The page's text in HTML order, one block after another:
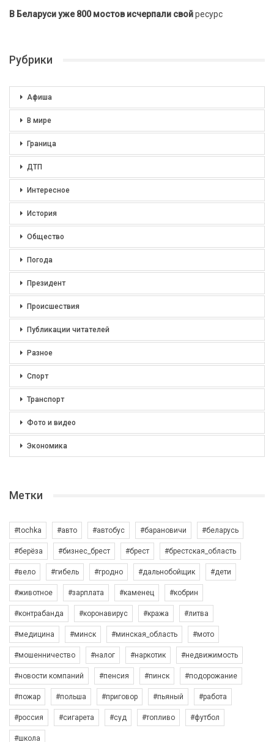
В Беларуси уже 800 мостов исчерпали свойресурс
Рубрики
Афиша
В мире
Граница
ДТП
Интересное
История
Общество
Погода
Президент
Происшествия
Публикации читателей
Разное
Спорт
Транспорт
Фото и видео
Экономика
Метки
#tochka #авто #автобус #барановичи #беларусь
#берёза #бизнес_брест #брест #брестская_область
#вело #гибель #гродно #дальнобойщик #дети
#животное #зарплата #каменец #кобрин
#контрабанда #коронавирус #кража #литва
#медицина #минск #минская_область #мото
#мошенничество #налог #наркотик #недвижимость
#новости компаний #пенсия #пинск #подорожание
#пожар #польша #приговор #пьяный #работа
#россия #сигарета #суд #топливо #футбол
#школа